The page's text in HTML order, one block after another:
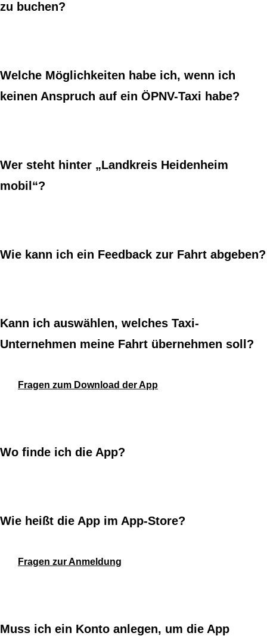
zu buchen?
Welche Möglichkeiten habe ich, wenn ich
keinen Anspruch auf ein ÖPNV-Taxi habe?
Wer steht hinter „Landkreis Heidenheim
mobil“?
Wie kann ich ein Feedback zur Fahrt abgeben?
Kann ich auswählen, welches Taxi-
Unternehmen meine Fahrt übernehmen soll?
Fragen zum Download der App
Wo finde ich die App?
Wie heißt die App im App-Store?
Fragen zur Anmeldung
Muss ich ein Konto anlegen, um die App